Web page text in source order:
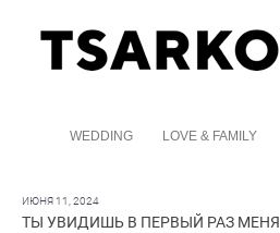
WEDDING LOVE & FAMILY
ИЮНЯ 11, 2024
ТЫ УВИДИШЬ В ПЕРВЫЙ РАЗ МЕНЯ